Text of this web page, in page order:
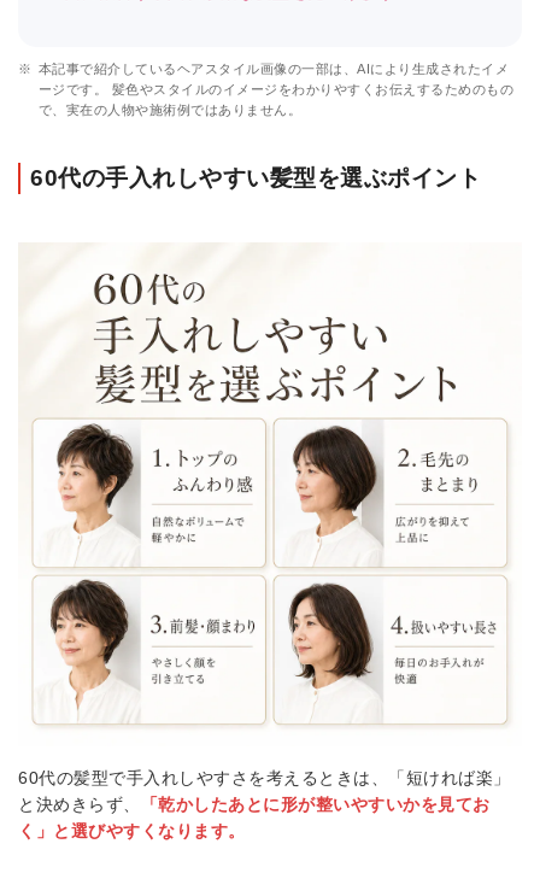
※ 本記事で紹介しているヘアスタイル画像の一部は、AIにより生成されたイメ
ージです。 髪色やスタイルのイメージをわかりやすくお伝えするためのもの
で、実在の人物や施術例ではありません。
60代の手入れしやすい髪型を選ぶポイント
60代の髪型で手入れしやすさを考えるときは、「短ければ楽」
と決めきらず、
「乾かしたあとに形が整いやすいかを見てお
く」と選びやすくなります。